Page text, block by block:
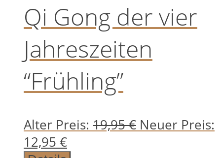
Qi Gong der vier
Jahreszeiten
“Frühling”
Alter Preis: 19,95€ Neuer Preis:
12,95 €Aktueller